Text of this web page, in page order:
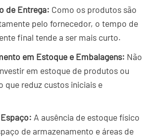
de Entrega: Como os produtos são
pelo fornecedor, o tempo de
final tende a ser mais curto.
em Estoque e Embalagens: Não
em estoque de produtos ou
que reduz custos iniciais e
A ausência de estoque físico
de armazenamento e áreas de